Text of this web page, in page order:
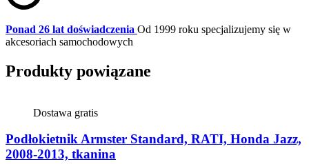
Ponad 26 lat doświadczenia Od 1999 roku specjalizujemy się w
akcesoriach samochodowych
Produkty powiązane
Dostawa gratis
Podłokietnik Armster Standard, RATI, Honda Jazz,
2008-2013, tkanina